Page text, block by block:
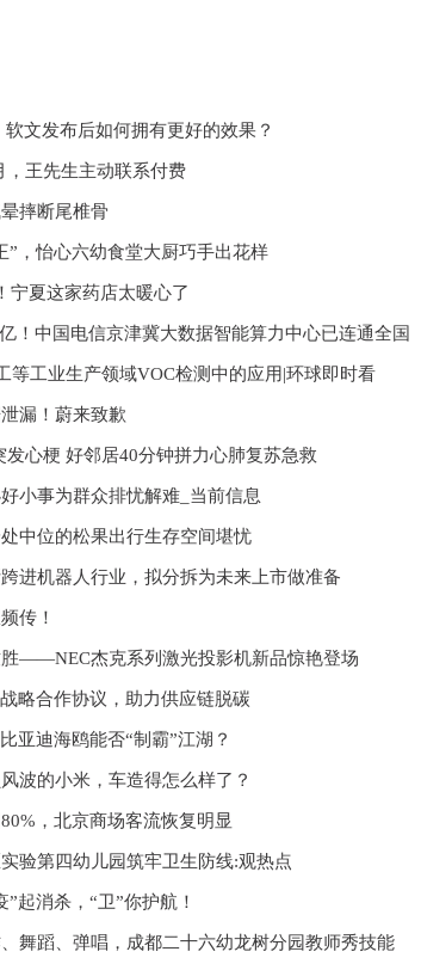
文发布后如何拥有更好的效果？
王先生主动联系付费
摔断尾椎骨
”，怡心六幼食堂大厨巧手出花样
宁夏这家药店太暖心了
！中国电信京津冀大数据智能算力中心已连通全国
等工业生产领域VOC检测中的应用|环球即时看
漏！蔚来致歉
心梗 好邻居40分钟拼力心肺复苏急救
小事为群众排忧解难_当前信息
中位的松果出行生存空间堪忧
进机器人行业，拟分拆为未来上市做准备
传！
——NEC杰克系列激光投影机新品惊艳登场
略合作协议，助力供应链脱碳
亚迪海鸥能否“制霸”江湖？
波的小米，车造得怎么样了？
，北京商场客流恢复明显
验第四幼儿园筑牢卫生防线:观热点
起消杀，“卫”你护航！
舞蹈、弹唱，成都二十六幼龙树分园教师秀技能